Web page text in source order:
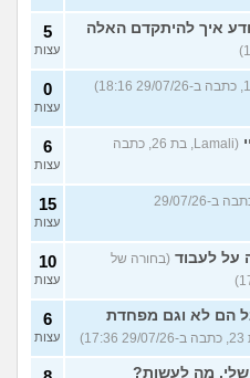
איך להיתקדם האלה 5
עצות
0
עצות
(Lamali, בת 26, כתבה
6
עצות
(אנונימית, בת 25, כתבה ב-29/07/26
15
עצות
לעבוד (בחורה של
10
עצות
הם לא וגם מפחדת
6
עצות
שלי, מה לעשות?